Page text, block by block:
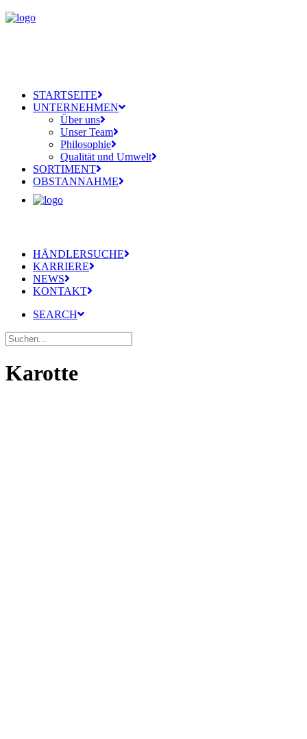
STARTSEITE
UNTERNEHMEN
Über uns
Unser Team
Philosophie
Qualität und Umwelt
SORTIMENT
OBSTANNAHME
HÄNDLERSUCHE
KARRIERE
NEWS
KONTAKT
SEARCH
Karotte